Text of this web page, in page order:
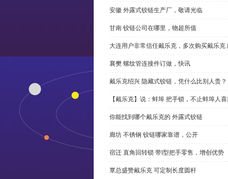
安徽 外露式铰链生产厂，敬请光临
甘南 铰链公司在哪里，物超所值
大连用户非常信任戴乐克，多次购买戴乐克
襄樊 螺纹管连接件订做，快讯
戴乐克绍兴 隐藏式铰链，凭什么比别人贵？
【戴乐克】说：蚌埠 把手锁，不止蚌埠人
你能找到哪个戴乐克的 外露式铰链
廊坊 不锈钢 铰链哪家靠谱，公开
宿迁 直角回转锁 带l型把手零售，增创优势
覃总盛赞戴乐克 可定制长度圆杆